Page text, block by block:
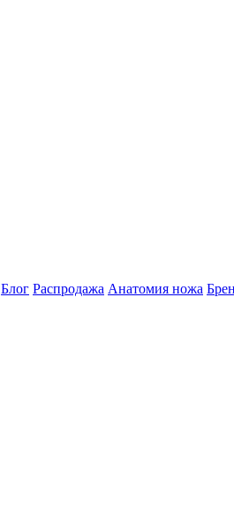
Блог Распродажа Анатомия ножа